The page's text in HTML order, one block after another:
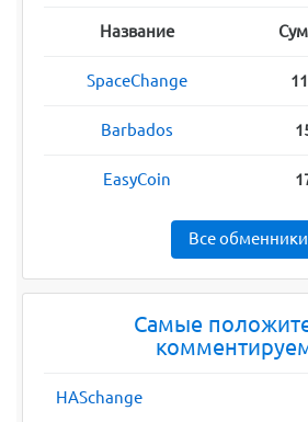
Название
SpaceChange
Barbados
EasyCoin
Все обменники
Самые
HASchange